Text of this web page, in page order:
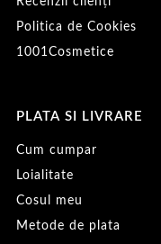
Politica de Cookies
1001Cosmetice
PLATA SI LIVRARE
Cum cumpar
Loialitate
Cosul meu
Metode de plata